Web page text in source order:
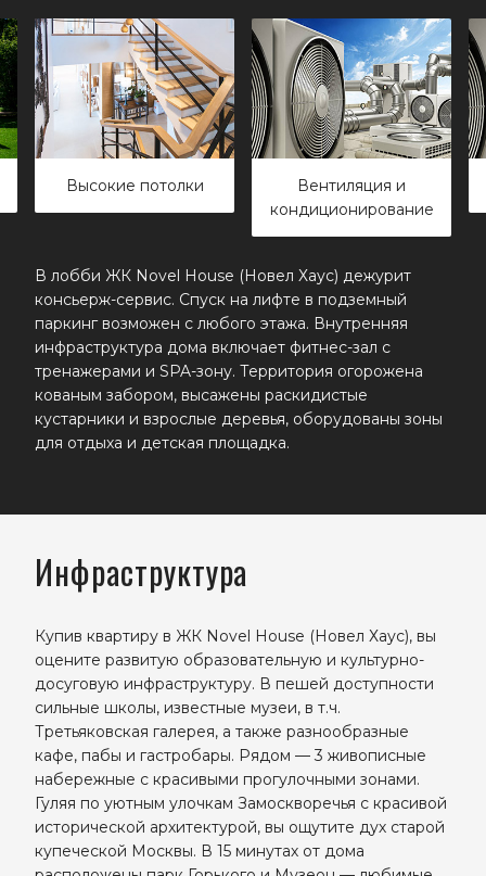
Вентиляция и
кондиционирование
Очистка воздуха
В лобби ЖК Novel House (Новел Хаус) дежурит
консьерж-сервис. Спуск на лифте в подземный
паркинг возможен с любого этажа. Внутренняя
инфраструктура дома включает фитнес-зал с
тренажерами и SPA-зону. Территория огорожена
кованым забором, высажены раскидистые
кустарники и взрослые деревья, оборудованы зоны
для отдыха и детская площадка.
Инфраструктура
Купив квартиру в ЖК Novel House (Новел Хаус), вы
оцените развитую образовательную и культурно-
досуговую инфраструктуру. В пешей доступности
сильные школы, известные музеи, в т.ч.
Третьяковская галерея, а также разнообразные
кафе, пабы и гастробары. Рядом — 3 живописные
набережные с красивыми прогулочными зонами.
Гуляя по уютным улочкам Замоскворечья с красивой
исторической архитектурой, вы ощутите дух старой
купеческой Москвы. В 15 минутах от дома